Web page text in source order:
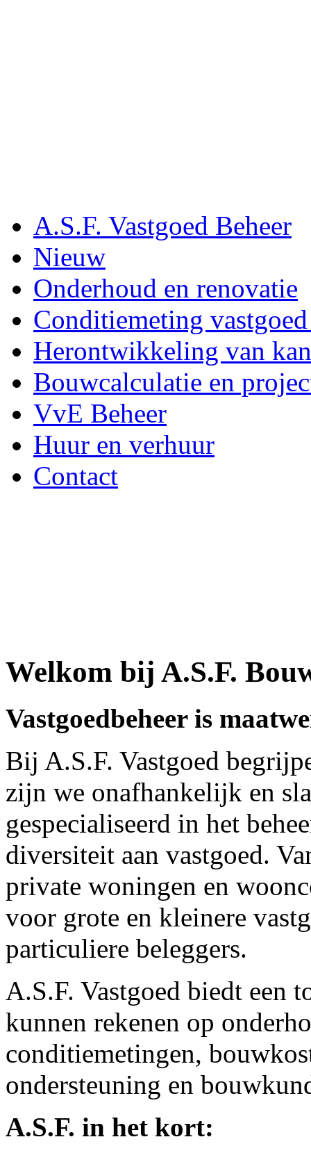
A.S.F. Vastgoed Beheer
Nieuw
Onderhoud en renovatie
Conditiemeting
Herontwikkeling van
Bouwcalculatie en
VvE Beheer
Huur en verhuur
Contact
Welkom bij A.S.F.
Vastgoedbeheer is
Bij A.S.F. Vastgoed
zijn we onafhankelijk en
gespecialiseerd in het
diversiteit aan vastgoed.
private woningen en
voor grote en kleinere
particuliere beleggers.
A.S.F. Vastgoed biedt een
kunnen rekenen op
conditiemetingen,
ondersteuning en
A.S.F. in het kort: